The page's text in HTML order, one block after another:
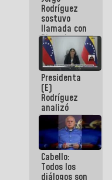
Rodríguez
sostuvo
llamada con
Dinorah
Figuera y
acuerdan
primer
encuentro
presencial
para el
diálogo
Presidenta
(E)
Rodríguez
analizó
junto a
gobernadores
planes de
recuperación
del Sistema
Eléctrico
Cabello:
Todos los
diálogos son